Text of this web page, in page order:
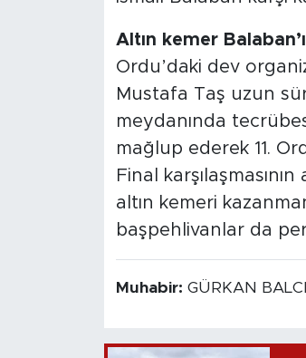
Altın kemer
Ordu’daki dev
Mustafa Taş uzun
meydanında
mağlup ederek 11.
Final
altın kemeri
başpehlivanlar da
Muhabir: GÜRKAN BALCI